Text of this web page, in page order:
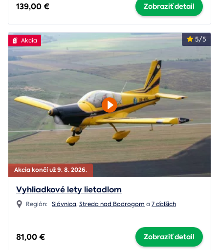
139,00 € Zobraziť detail
Akcia končí už 9. 8. 2026.
5/5
Akcia
Vyhliadkové lety lietadlom
Región: Slávnica,Streda nad Bodrogom a 7 ďalších
81,00 € Zobraziť detail